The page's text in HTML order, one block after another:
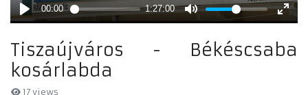
Tiszaújváros - Békéscsaba
kosárlabda
17 views